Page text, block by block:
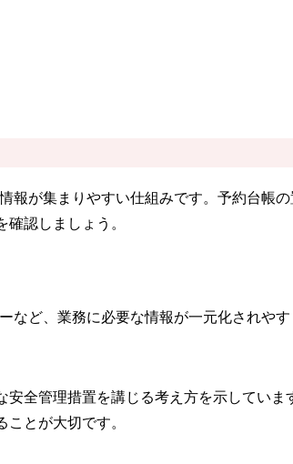
が集まりやすい仕組みです。予約台帳
認しましょう。
ど、業務に必要な情報が一元化されや
全管理措置を講じる考え方を示してい
とが大切です。